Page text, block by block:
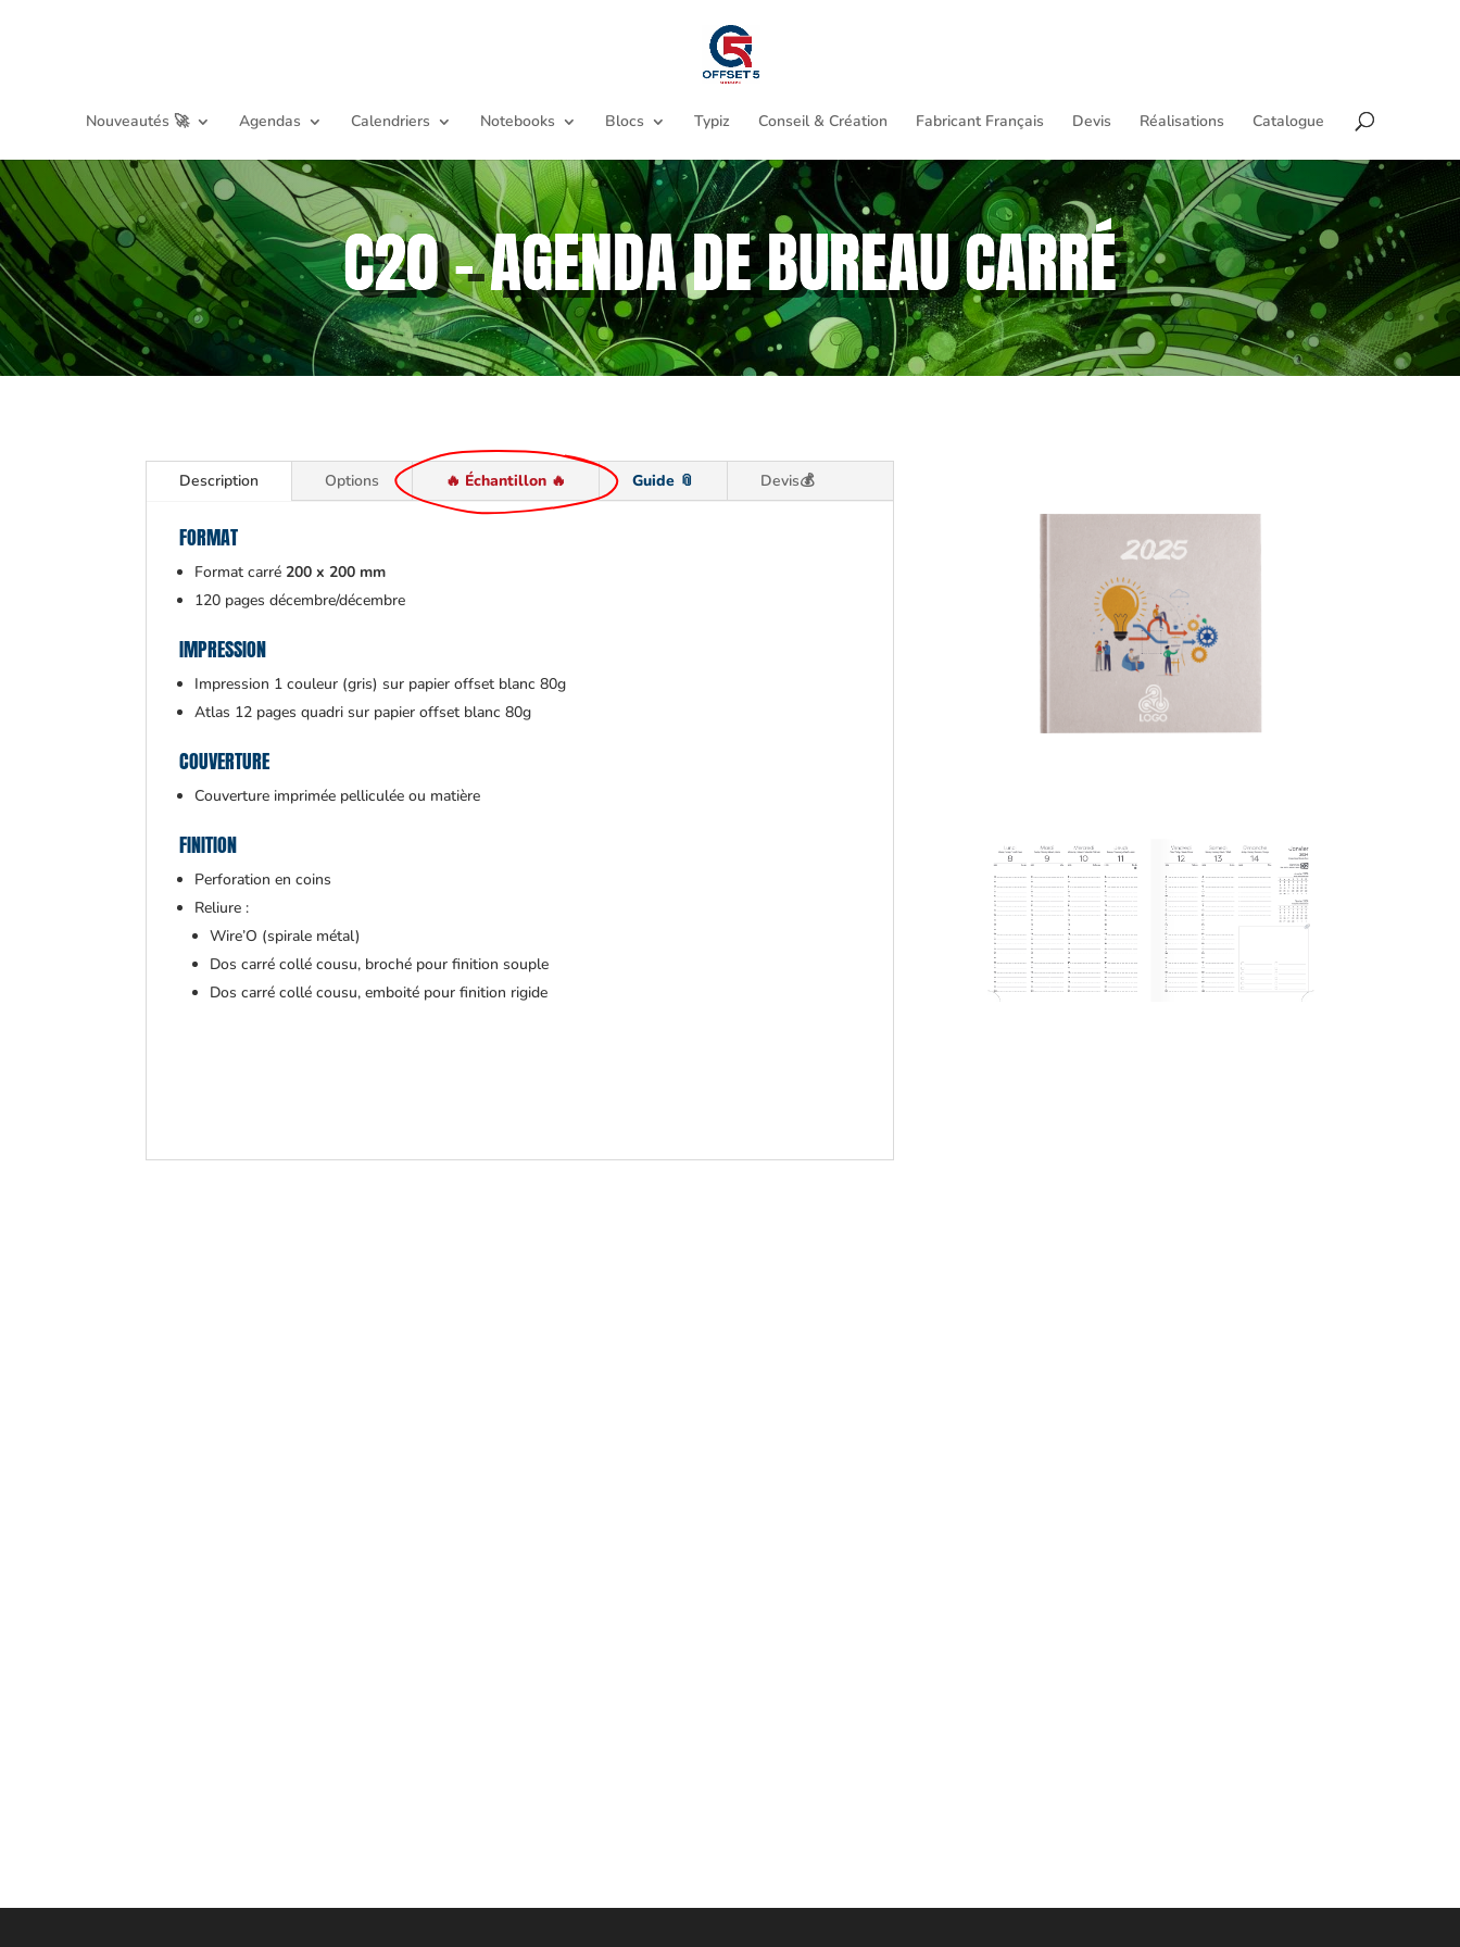
Nouveautés 🚀 Agendas Calendriers Notebooks Blocs Typiz Conseil & Création Fabricant Français Devis Réalisations Catalogue
C20 – AGENDA DE BUREAU CARRÉ
Description Options 🔥 Échantillon 🔥 Guide 📎 Devis💰
FORMAT
Format carré200 x 200 mm
120 pages décembre/décembre
IMPRESSION
Impression 1 couleur (gris) sur papier offset blanc 80g
Atlas 12 pages quadri sur papier offset blanc 80g
COUVERTURE
Couverture imprimée pelliculée ou matière
FINITION
Perforation en coins
Reliure :
Wire’O (spirale métal)
Dos carré collé cousu, broché pour finition souple
Dos carré collé cousu, emboité pour finition rigide